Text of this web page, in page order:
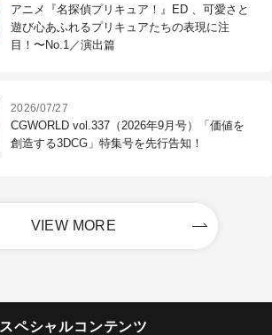
アニメ『名探偵プリキュア！』ED 、可愛さと
遊び心あふれるプリキュアたちの表現に注
目！〜No.1／演出篇
2026/07/27
CGWORLD vol.337（2026年9月号）「価値を
創造する3DCG」特集号を先行告知！
VIEW MORE
スペシャルコンテンツ